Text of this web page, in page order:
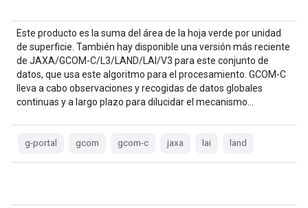
Este producto es la suma del área de la hoja verde por unidad
de superficie. También hay disponible una versión más reciente
de JAXA/GCOM-C/L3/LAND/LAI/V3 para este conjunto de
datos, que usa este algoritmo para el procesamiento. GCOM-C
lleva a cabo observaciones y recogidas de datos globales
continuas y a largo plazo para dilucidar el mecanismo…
g-portal gcom gcom-c jaxa lai land